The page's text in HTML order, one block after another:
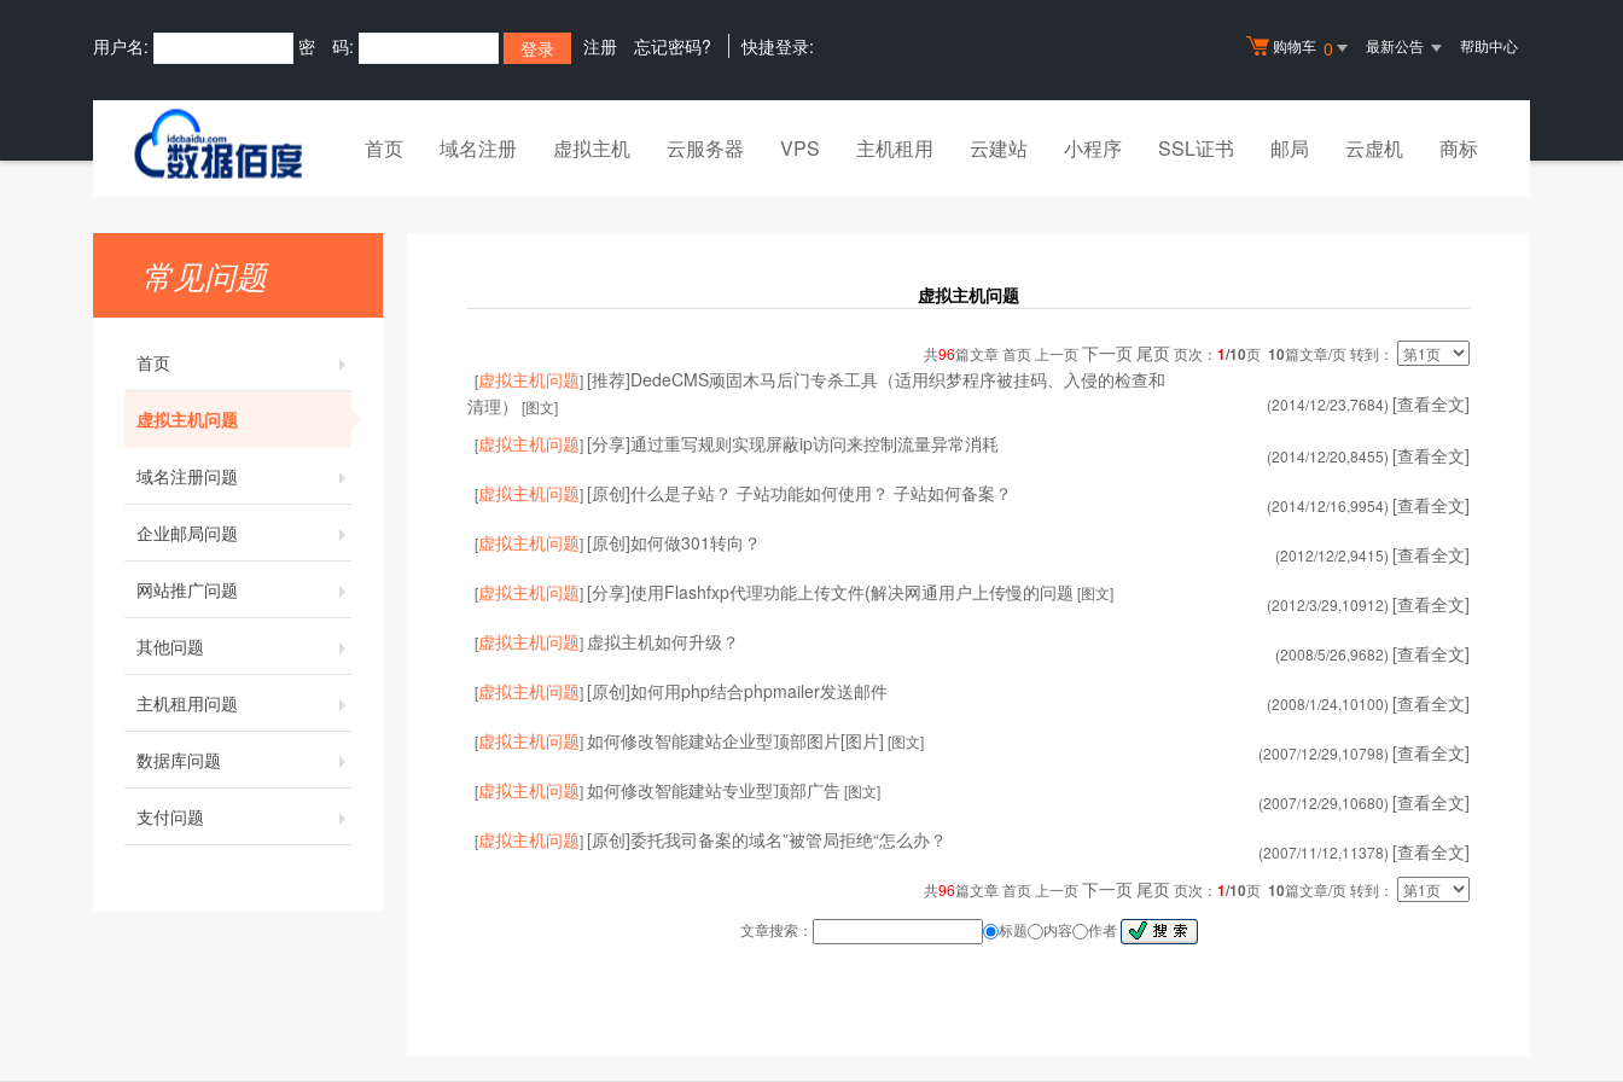
购物车 0 最新公告 帮助中心
用户名: 密 码: 注册 忘记密码? 快捷登录:
首页 域名注册 虚拟主机 云服务器 VPS 主机租用 云建站 小程序 SSL证书 邮局 云虚机 商标
常见问题
首页
虚拟主机问题
域名注册问题
企业邮局问题
网站推广问题
其他问题
主机租用问题
数据库问题
支付问题
虚拟主机问题
共96篇文章 首页 上一页下一页 尾页页次： 1/10页 10篇文章/页 转到：
[虚拟主机问题] [推荐]DedeCMS顽固木马后门专杀工具（适用织梦程序被挂码、入侵的检查和
清理）
[图文] (2014/12/23,7684) [查看全文]
[虚拟主机问题] [分享]通过重写规则实现屏蔽ip访问来控制流量异常消耗
(2014/12/20,8455) [查看全文]
[虚拟主机问题] [原创]什么是子站？ 子站功能如何使用？ 子站如何备案？
(2014/12/16,9954) [查看全文]
[虚拟主机问题] [原创]如何做301转向？
(2012/12/2,9415) [查看全文]
[虚拟主机问题] [分享]使用Flashfxp代理功能上传文件(解决网通用户上传慢的问题 [图文]
(2012/3/29,10912) [查看全文]
[虚拟主机问题] 虚拟主机如何升级？
(2008/5/26,9682) [查看全文]
[虚拟主机问题] [原创]如何用php结合phpmailer发送邮件
(2008/1/24,10100) [查看全文]
[虚拟主机问题]如何修改智能建站企业型顶部图片[图片] [图文]
(2007/12/29,10798) [查看全文]
[虚拟主机问题]如何修改智能建站专业型顶部广告[图文]
(2007/12/29,10680) [查看全文]
[虚拟主机问题] [原创]委托我司备案的域名”被管局拒绝“怎么办？
(2007/11/12,11378) [查看全文]
共96篇文章 首页 上一页下一页 尾页页次： 1/10页 10篇文章/页 转到：
文章搜索：
标题 内容 作者